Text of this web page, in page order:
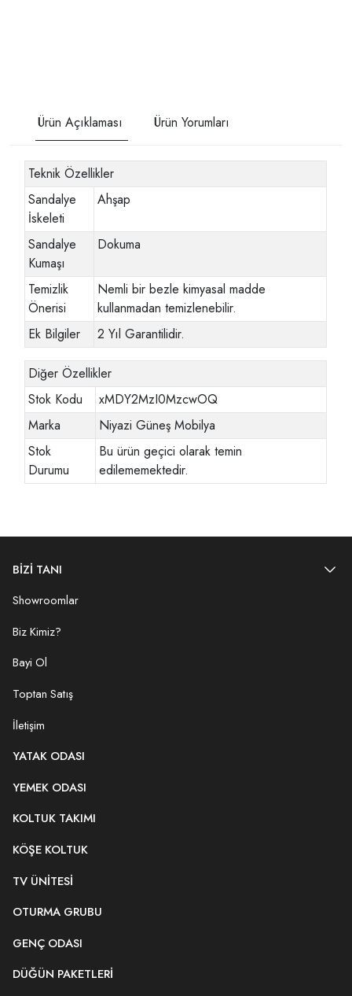
Ürün Açıklaması Ürün Yorumları
Teknik Özellikler
Sandalye
İskeleti
Ahşap
Sandalye
Kumaşı
Dokuma
Temizlik
Önerisi
Nemli bir bezle kimyasal madde
kullanmadan temizlenebilir.
Ek Bilgiler
2 Yıl Garantilidir.
Diğer Özellikler
Stok Kodu
xMDY2MzI0MzcwOQ
Marka
Niyazi Güneş Mobilya
Stok
Durumu
Bu ürün geçici olarak temin
edilememektedir.
BİZİ TANI
Showroomlar
Biz Kimiz?
Bayi Ol
Toptan Satış
İletişim
YATAK ODASI
YEMEK ODASI
KOLTUK TAKIMI
KÖŞE KOLTUK
TV ÜNITESI
OTURMA GRUBU
GENÇ ODASI
DÜĞÜN PAKETLERI